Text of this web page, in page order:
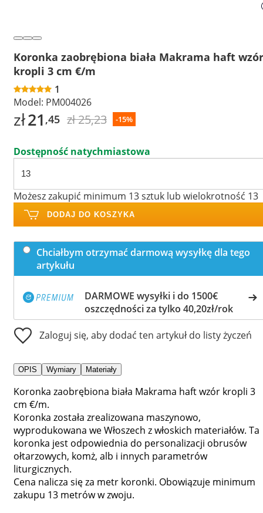
Koronka zaobrębiona biała Makrama haft wzór
kropli 3 cm €/m
1
Model: PM004026
zł21 ,45 zł 25,23 -15%
Dostępność natychmiastowa
Możesz zakupić minimum 13 sztuk lub wielokrotność 13
DODAJ DO KOSZYKA
Chciałbym otrzymać darmową wysyłkę dla tego
artykułu
DARMOWE wysyłki i do 1500€
oszczędności za tylko 40,20zł/rok
Zaloguj się, aby dodać ten artykuł do listy życzeń
OPIS Wymiary Materiały
Koronka zaobrębiona biała Makrama haft wzór kropli 3
cm €/m.
Koronka została zrealizowana maszynowo,
wyprodukowana we Włoszech z włoskich materiałów. Ta
koronka jest odpowiednia do personalizacji obrusów
ołtarzowych, komż, alb i innych parametrów
liturgicznych.
Cena nalicza się za metr koronki. Obowiązuje minimum
zakupu 13 metrów w zwoju.